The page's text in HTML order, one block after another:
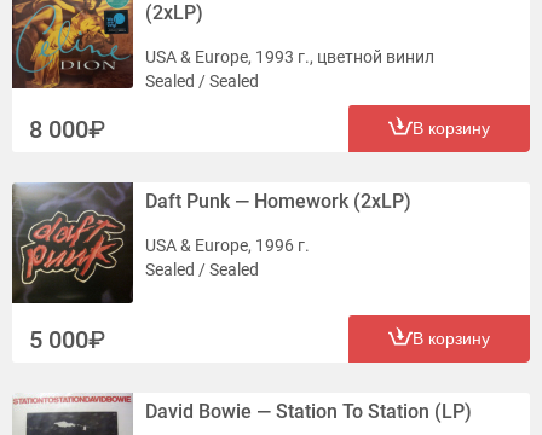
(2xLP)
USA & Europe, 1993 г., цветной винил
Sealed / Sealed
8 000 В корзину
Daft Punk — Homework (2xLP)
USA & Europe, 1996 г.
Sealed / Sealed
5 000 В корзину
David Bowie — Station To Station (LP)